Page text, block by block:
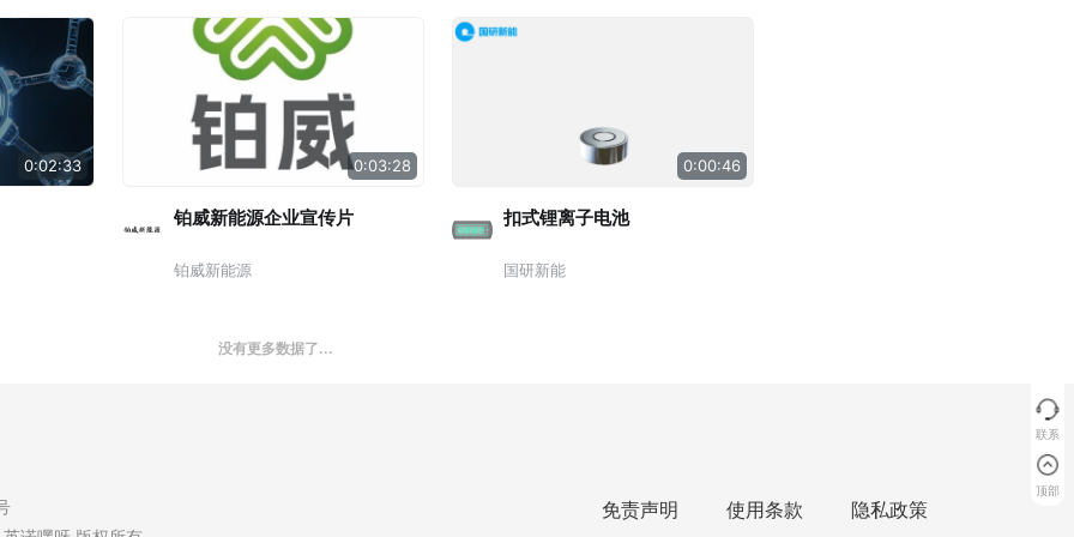
联系
顶部
0:02:33 0:03:28
铂威新能源企业宣传片
铂威新能源
0:00:46
扣式锂离子电池
国研新能
没有更多数据了...
免责声明 使用条款 隐私政策